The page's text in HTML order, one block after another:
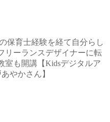
保育士経験を経て自分らし
リーランスデザイナーに転
室も開講【Kidsデジタルア
やかさん】